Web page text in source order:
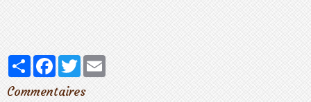
PartagerFacebook
TwitterEmail
Commentaires